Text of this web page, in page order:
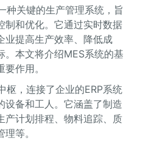
种关键的生产管理系统，旨
制和优化。它通过实时数据
业提高生产效率、降低成
。本文将介绍MES系统的基
作用。
枢，连接了企业的ERP系统
设备和工人。它涵盖了制造
产计划排程、物料追踪、质
等。